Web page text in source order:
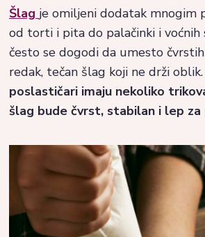
Šlag je omiljeni dodatak mnogim
od torti i pita do palačinki i voćnih
često se dogodi da umesto
redak, tečan šlag koji ne drži
poslastičari imaju nekoliko
šlag bude čvrst, stabilan i lep za